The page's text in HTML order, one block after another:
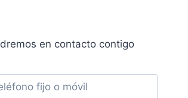
en contacto contigo